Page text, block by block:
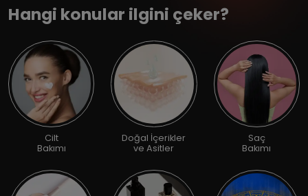
Hangi konular ilgini çeker?
Cilt
Bakımı
Doğal İçerikler
ve Asitler
Saç
Bakımı